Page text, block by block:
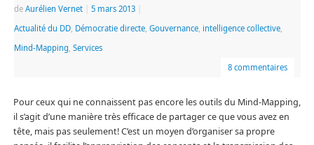
de Aurélien Vernet 5 mars 2013
Actualité du DD, Démocratie directe, Gouvernance, intelligence collective,
Mind-Mapping Services
8 commentaires
Pour ceux qui ne connaissent pas encore les outils du Mind-Mapping,
il s’agit d’une manière très efficace de partager ce que vous avez en
tête, mais pas seulement! C’est un moyen d’organiser sa propre